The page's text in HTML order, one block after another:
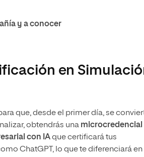
y a conocer
en
que, desde el primer día, se
obtendrás una microcredencial
con IAque certificará tus
ChatGPT, lo que te diferenciará en